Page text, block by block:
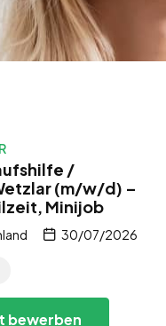
/
(m/w/d) –
Minijob
30/07/2026
bewerben